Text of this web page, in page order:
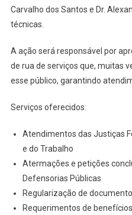
Carvalho dos Santos e Dr.
técnicas.
A ação será responsável por
de rua de serviços que, muitas
esse público, garantindo
Serviços oferecidos:
Atendimentos das Justiças
e do Trabalho
Atermações e petições
Defensorias Públicas
Regularização de
Requerimentos de